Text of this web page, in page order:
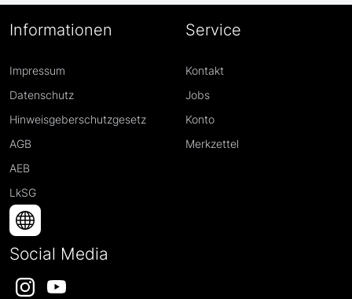
Informationen
Impressum
Datenschutz
Hinweisgeberschutzgesetz
AGB
AEB
LkSG
Service
Kontakt
Jobs
Konto
Merkzettel
Social Media
InstagramYouTube